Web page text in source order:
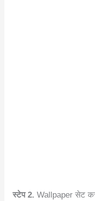
स्टेप 2. Wallpaper सेट